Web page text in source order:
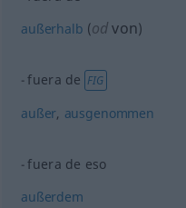
außerhalb (odvon)
fuera de FIG
außer, ausgenommen
fuera de eso
außerdem